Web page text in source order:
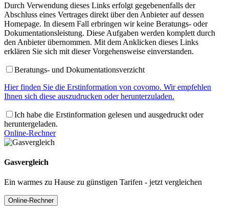
Durch Verwendung dieses Links erfolgt gegebenenfalls der
Abschluss eines Vertrages direkt über den Anbieter auf dessen
Homepage. In diesem Fall erbringen wir keine Beratungs- oder
Dokumentationsleistung. Diese Aufgaben werden komplett durch
den Anbieter übernommen. Mit dem Anklicken dieses Links
erklären Sie sich mit dieser Vorgehensweise einverstanden.
Beratungs- und Dokumentationsverzicht
Hier finden Sie die Erstinformation von covomo. Wir empfehlen
Ihnen sich diese auszudrucken oder herunterzuladen.
Ich habe die Erstinformation gelesen und ausgedruckt oder
heruntergeladen.
Online-Rechner
Gasvergleich
Ein warmes zu Hause zu günstigen Tarifen - jetzt vergleichen
Online-Rechner